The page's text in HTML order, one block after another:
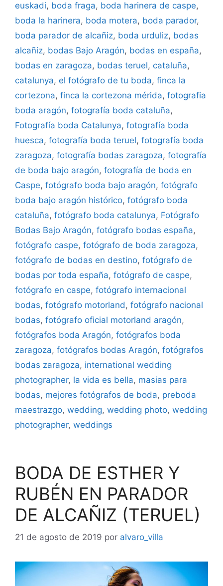
euskadi, boda fraga, boda harinera de caspe,
boda la harinera, boda motera, boda parador,
boda parador de alcañiz, boda urduliz, bodas
alcañiz, bodas Bajo Aragón, bodas en españa,
bodas en zaragoza, bodas teruel, cataluña,
catalunya, el fotógrafo de tu boda, finca la
cortezona, finca la cortezona mérida, fotografia
boda aragón, fotografía boda cataluña,
Fotografía boda Catalunya, fotografía boda
huesca, fotografía boda teruel, fotografía boda
zaragoza, fotografía bodas zaragoza, fotografía
de boda bajo aragón, fotografía de boda en
Caspe, fotógrafo boda bajo aragón, fotógrafo
boda bajo aragón histórico, fotógrafo boda
cataluña, fotógrafo boda catalunya, Fotógrafo
Bodas Bajo Aragón, fotógrafo bodas españa,
fotógrafo caspe, fotógrafo de boda zaragoza,
fotógrafo de bodas en destino, fotógrafo de
bodas por toda españa, fotógrafo de caspe,
fotógrafo en caspe, fotógrafo internacional
bodas, fotógrafo motorland, fotógrafo nacional
bodas, fotógrafo oficial motorland aragón,
fotógrafos boda Aragón, fotógrafos boda
zaragoza, fotógrafos bodas Aragón, fotógrafos
bodas zaragoza, international wedding
photographer, la vida es bella, masias para
bodas, mejores fotógrafos de boda, preboda
maestrazgo, wedding, wedding photo, wedding
photographer, weddings
BODA DE ESTHER Y
RUBÉN EN PARADOR
DE ALCAÑIZ (TERUEL)
21 de agosto de 2019 por alvaro_villa